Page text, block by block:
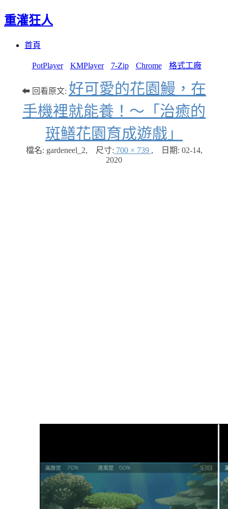
重灌狂人
首頁
PotPlayer KMPlayer 7-Zip Chrome 格式工廠
⬅ 回看原文: 好可愛的花園鰻，在
手機裡就能養！～「治癒的
斑鱔花園育成遊戲」
檔名: gardeneel_2, 尺寸: 700 × 739 , 日期: 02-14,
2020